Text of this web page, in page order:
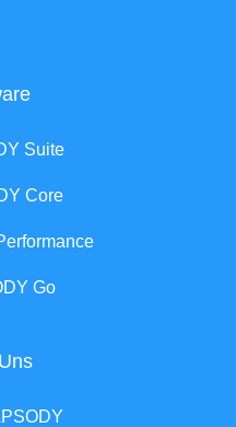
Suite
Core
Go